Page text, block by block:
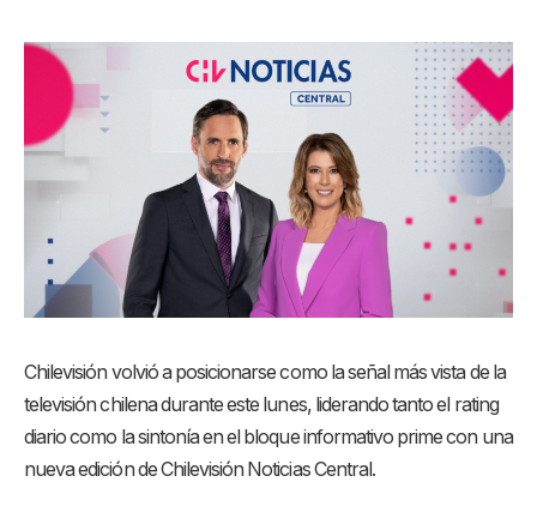
Chilevisión volvió a posicionarse como la señal más vista de la
televisión chilena durante este lunes, liderando tanto el rating
diario como la sintonía en el bloque informativo prime con una
nueva edición de Chilevisión Noticias Central.